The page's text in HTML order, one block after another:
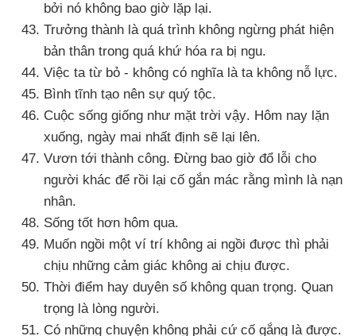
bởi nó không bao giờ lặp lại.
Trưởng thành là quá trình không ngừng phát hiện
bản thân trong quá khứ hóa ra bị ngu.
Việc ta từ bỏ - không có nghĩa là ta không nỗ lực.
Bình tĩnh tạo nên sự quý tộc.
Cuộc sống giống như mặt trời vậy. Hôm nay lặn
xuống, ngày mai nhất định sẽ lại lên.
Vươn tới thành công. Đừng bao giờ đổ lỗi cho
người khác để rồi lại cố gắn mác rằng mình là nạn
nhân.
Sống tốt hơn hôm qua.
Muốn ngồi một ví trí không ai ngồi được thì phải
chịu những cảm giác không ai chịu được.
Thời điểm hay duyên số không quan trọng. Quan
trọng là lòng người.
Có những chuyện không phải cứ cố gắng là được.